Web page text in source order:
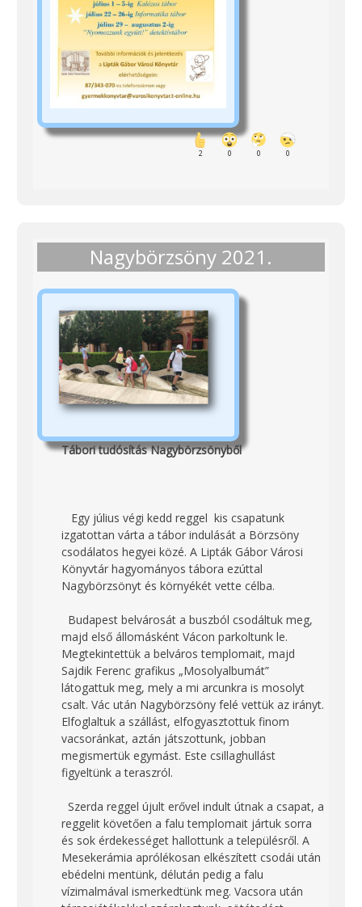
2 0 0 0
Nagybörzsöny 2021.
Tábori tudósítás Nagybörzsönyből
Egy július végi kedd reggel kis csapatunk
izgatottan várta a tábor indulását a Börzsöny
csodálatos hegyei közé. A Lipták Gábor Városi
Könyvtár hagyományos tábora ezúttal
Nagybörzsönyt és környékét vette célba.
Budapest belvárosát a buszból csodáltuk meg,
majd első állomásként Vácon parkoltunk le.
Megtekintettük a belváros templomait, majd
Sajdik Ferenc grafikus „Mosolyalbumát”
látogattuk meg, mely a mi arcunkra is mosolyt
csalt. Vác után Nagybörzsöny felé vettük az irányt.
Elfoglaltuk a szállást, elfogyasztottuk finom
vacsoránkat, aztán játszottunk, jobban
megismertük egymást. Este csillaghullást
figyeltünk a teraszról.
Szerda reggel újult erővel indult útnak a csapat, a
reggelit követően a falu templomait jártuk sorra
és sok érdekességet hallottunk a településről. A
Mesekerámia aprólékosan elkészített csodái után
ebédelni mentünk, délután pedig a falu
vízimalmával ismerkedtünk meg. Vacsora után